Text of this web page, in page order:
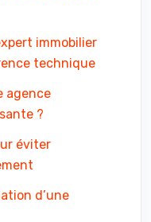
immobilier
technique
agence
?
éviter
d’une